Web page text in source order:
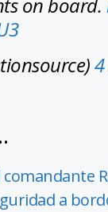
comandante
a